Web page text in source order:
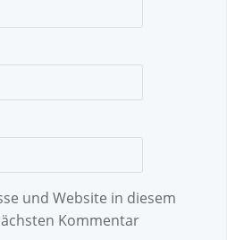
und Website in diesem
Kommentar